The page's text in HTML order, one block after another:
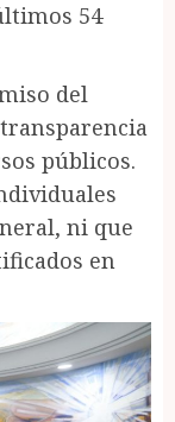
54
del
públicos.
ni que
en